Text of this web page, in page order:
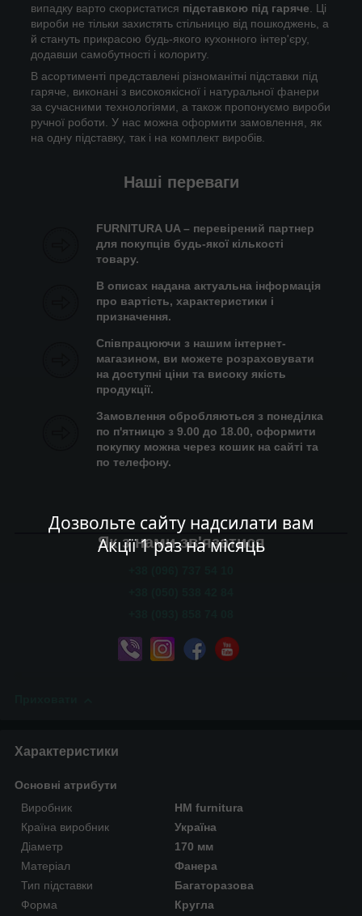
Дозвольте сайту надсилати вам
Акції 1 раз на місяць
випадку варто скористатися підставкою під гаряче . Ці
вироби не тільки захистять стільницю від пошкоджень, а
й стануть прикрасою будь-якого кухонного інтер'єру,
додавши самобутності і колориту.
В асортименті представлені різноманітні підставки під
гаряче, виконані з високоякісної і натуральної фанери
за сучасними технологіями, а також пропонуємо вироби
ручної роботи. У нас можна оформити замовлення, як
на одну підставку, так і на комплект виробів.
Наші переваги
FURNITURA UA – перевірений партнер
для покупців будь-якої кількості
товару.
В описах надана актуальна інформація
про вартість, характеристики і
призначення.
Співпрацюючи з нашим інтернет-
магазином, ви можете розраховувати
на доступні ціни та високу якість
продукції.
Замовлення обробляються з понеділка
по п'ятницю з 9.00 до 18.00, оформити
покупку можна через кошик на сайті та
по телефону.
Як з нами зв'язатися
Характеристики
Основні атрибути
Виробник
HM furnitura
Країна виробник
Україна
Діаметр
170 мм
Матеріал
Фанера
Тип підставки
Багаторазова
Форма
Кругла